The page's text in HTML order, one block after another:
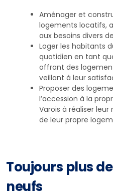
Aménager et
logements locatifs,
aux besoins divers
Loger les habitants
quotidien en tant
offrant des
veillant à leur
Proposer des
l’accession à la
Varois à réaliser leur
de leur propre
Toujours plus
neufs